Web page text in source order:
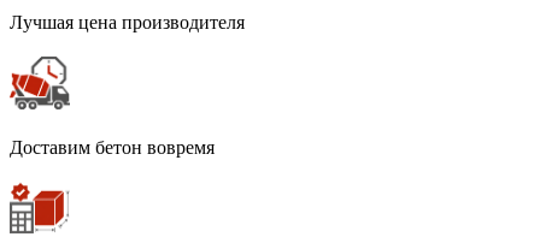
Лучшая цена производителя
Доставим бетон вовремя